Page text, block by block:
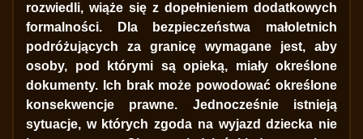
rozwiedli, wiąże się z dopełnieniem dodatkowych
formalności. Dla bezpieczeństwa małoletnich
podróżujących za granicę wymagane jest, aby
osoby, pod którymi są opieką, miały określone
dokumenty. Ich brak może powodować określone
konsekwencje prawne. Jednocześnie istnieją
sytuacje, w których zgoda na wyjazd dziecka nie